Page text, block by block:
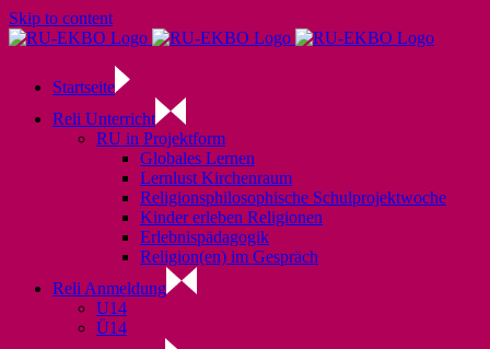
Skip to content
Startseite
Reli Unterricht
RU in Projektform
Globales Lernen
Lernlust Kirchenraum
Religionsphilosophische Schulprojektwoche
Kinder erleben Religionen
Erlebnispädagogik
Religion(en) im Gespräch
Reli Anmeldung
U14
Ü14